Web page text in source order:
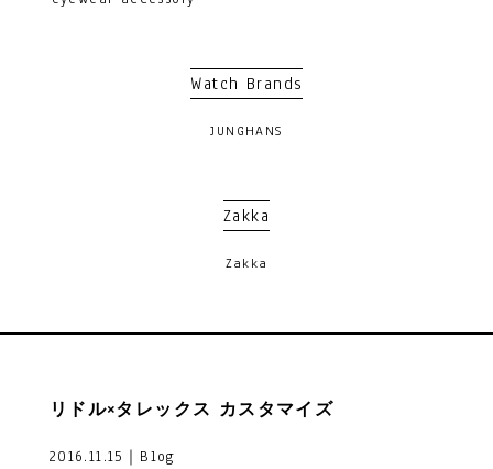
Watch Brands
JUNGHANS
Zakka
Zakka
リドル×タレックス カスタマイズ
2016.11.15｜Blog